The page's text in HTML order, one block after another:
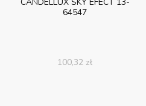
64547
100,32 zł